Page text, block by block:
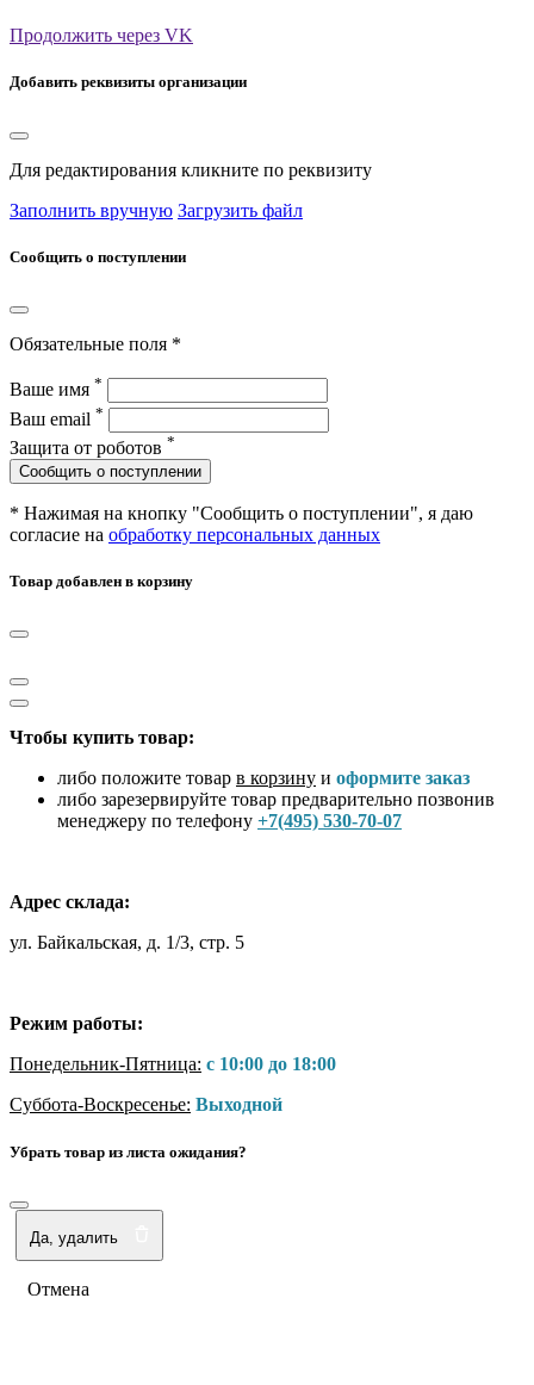
Продолжить через VK
Добавить реквизиты организации
Для редактирования кликните по реквизиту
Заполнить вручную Загрузить файл
Сообщить о поступлении
Обязательные поля *
Ваше имя *
Ваш email *
Защита от роботов *
Сообщить о поступлении
* Нажимая на кнопку "Сообщить о поступлении", я даю
согласие на обработку персональных данных
Товар добавлен в корзину
Чтобы купить товар:
либо положите товар в корзину и оформите заказ
либо зарезервируйте товар предварительно позвонив
менеджеру по телефону +7(495) 530-70-07
Адрес склада:
ул. Байкальская, д. 1/3, стр. 5
Режим работы:
Понедельник-Пятница: с 10:00 до 18:00
Суббота-Воскресенье: Выходной
Убрать товар из листа ожидания?
Да, удалить
Отмена